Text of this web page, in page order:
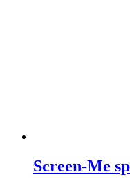
Screen-Me